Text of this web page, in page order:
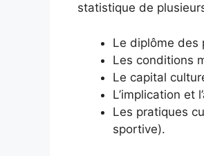
statistique de
Le diplôme des
Les conditions
Le capital
L’implication et
Les pratiques
sportive).